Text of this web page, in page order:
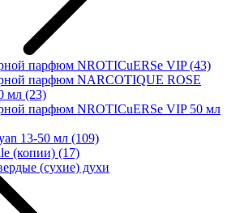
парфюм NROTICuERSe VIP(43)
парфюм NARCOTIQUE ROSE
мл (23)
парфюм NROTICuERSe VIP 50 мл
13-50 мл (109)
(копии) (17)
(сухие) духи